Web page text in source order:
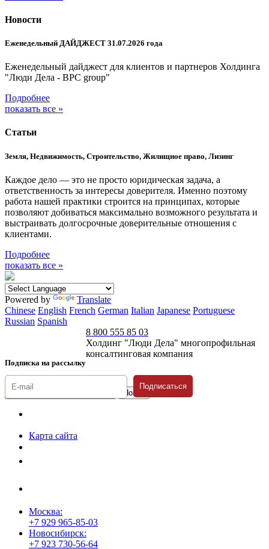
Новости
Еженедельный ДАЙДЖЕСТ 31.07.2026 года
Еженедельный дайджест для клиентов и партнеров Холдинга
"Люди Дела - BPC group"
Подробнее
показать все »
Статьи
Земля, Недвижимость, Строительство, Жилищное право, Лизинг
Каждое дело — это не просто юридическая задача, а
ответственность за интересы доверителя. Именно поэтому
работа нашей практики строится на принципах, которые
позволяют добиваться максимально возможного результата и
выстраивать долгосрочные доверительные отношения с
клиентами.
Подробнее
показать все »
Powered by
Translate
Chinese English French German Italian Japanese Portuguese
Russian Spanish
Подписка на рассылку
8 800 555 85 03
Холдинг "Люди Дела" многопрофильная
консалтинговая компания
Подписаться
Карта сайта
Москва:
+7 929 965-85-03
Новосибирск:
+7 923 730-56-64